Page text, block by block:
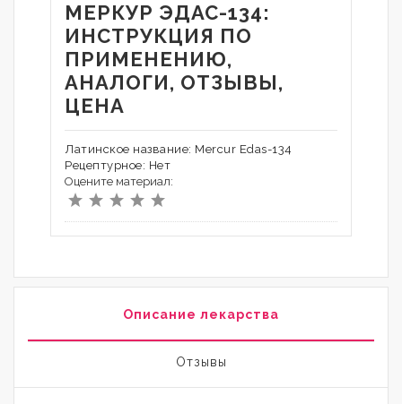
МЕРКУР ЭДАС-134:
ИНСТРУКЦИЯ ПО
ПРИМЕНЕНИЮ,
АНАЛОГИ, ОТЗЫВЫ,
ЦЕНА
Латинское название: Mercur Edas-134
Рецептурное: Нет
Оцените материал:
Описание лекарства
Отзывы